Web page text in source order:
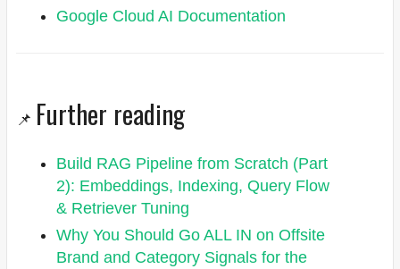
Google Cloud AI Documentation
📌 Further reading
Build RAG Pipeline from Scratch (Part
2): Embeddings, Indexing, Query Flow
& Retriever Tuning
Why You Should Go ALL IN on Offsite
Brand and Category Signals for the